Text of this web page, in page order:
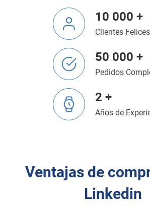
10 000 +
Clientes Felices
50 000 +
Pedidos
2 +
Años de
Ventajas de
Linkedin